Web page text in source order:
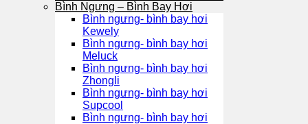
Bình Ngưng – Bình Bay Hơi
Bình ngưng- bình bay hơi
Kewely
Bình ngưng- bình bay hơi
Meluck
Bình ngưng- bình bay hơi
Zhongli
Bình ngưng- bình bay hơi
Supcool
Bình ngưng- bình bay hơi